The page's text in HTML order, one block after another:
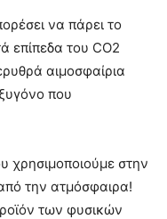
να πάρει το
επίπεδα του CO2
αιμοσφαίρια
που
χρησιμοποιούμε στην
την ατμόσφαιρα!
των φυσικών